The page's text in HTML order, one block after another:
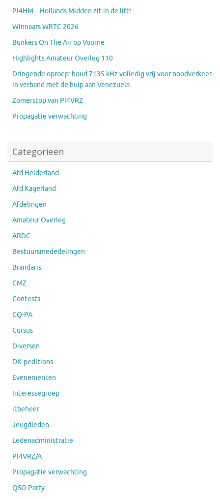
PI4HM – Hollands Midden zit in de lift!
Winnaars WRTC 2026
Bunkers On The Air op Voorne
Highlights Amateur Overleg 110
Dringende oproep: houd 7135 kHz volledig vrij voor noodverkeer
in verband met de hulp aan Venezuela.
Zomerstop van PI4VRZ
Propagatie verwachting
Categorieën
Afd Helderland
Afd Kagerland
Afdelingen
Amateur Overleg
ARDC
Bestuursmededelingen
Brandaris
CMZ
Contests
CQ-PA
Cursus
Diversen
DX-peditions
Evenementen
Interessegroep
itbeheer
Jeugdleden
Ledenadministratie
PI4VRZ/A
Propagatie verwachting
QSO Party